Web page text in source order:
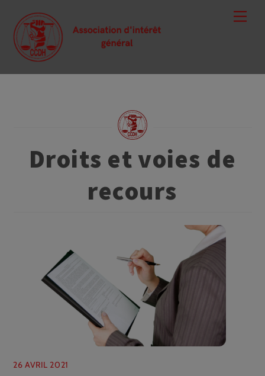
content
Droits et voies de
recours
26 AVRIL 2021